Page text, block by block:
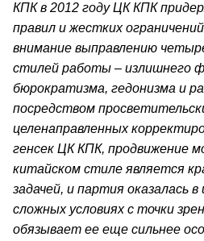
КПК в 2012 году ЦК КПК
правил и жестких
внимание выправлению
стилей работы – излишнего
бюрократизма, гедонизма и
посредством
целенаправленных
генсек ЦК КПК, продвижение
китайском стиле является
задачей, и партия оказалась
сложных условиях с точки
обязывает ее еще сильнее